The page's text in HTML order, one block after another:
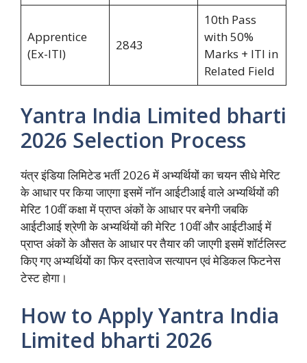
Apprentice
(Ex-ITI)
2843
10th Pass
with 50%
Marks + ITI in
Related Field
Yantra India Limited bharti
2026 Selection Process
यंत्र इंडिया लिमिटेड भर्ती 2026 में अभ्यर्थियों का चयन सीधे मेरिट
के आधार पर किया जाएगा इसमें नॉन आईटीआई वाले अभ्यर्थियों की
मेरिट 10वीं कक्षा में प्राप्त अंकों के आधार पर बनेगी जबकि
आईटीआई श्रेणी के अभ्यर्थियों की मेरिट 10वीं और आईटीआई में
प्राप्त अंकों के औसत के आधार पर तैयार की जाएगी इसमें शॉर्टलिस्ट
किए गए अभ्यर्थियों का फिर दस्तावेज सत्यापन एवं मेडिकल फिटनेस
टेस्ट होगा।
How to Apply Yantra India
Limited bharti 2026